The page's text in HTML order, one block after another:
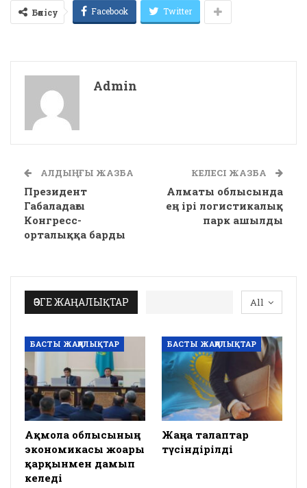
Бөлісу Facebook Twitter
Admin
АЛДЫҢҒЫ ЖАЗБА
Президент
Габаладағы
Конгресс-
орталыққа барды
КЕЛЕСІ ЖАЗБА
Алматы облысында
ең ірі логистикалық
парк ашылды
All
ӨЗГЕ ЖАҢАЛЫҚТАР
БАСТЫ ЖАҢАЛЫҚТАР
Ақмола облысының
экономикасы жоғары
қарқынмен дамып
келеді
БАСТЫ ЖАҢАЛЫҚТАР
Жаңа талаптар
түсіндірілді